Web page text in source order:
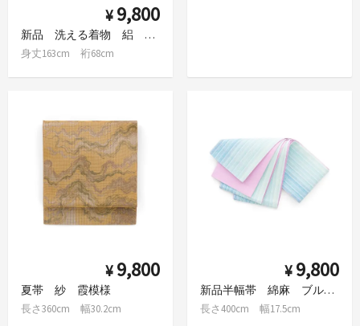
¥ 9,800
新品 洗える着物 絽 柳の葉 L
身丈163cm 裄68cm
¥ 9,800
夏帯 紗 霞模様
長さ360cm 幅30.2cm
¥ 9,800
新品半幅帯 綿麻 ブルーグラデーション
長さ400cm 幅17.5cm